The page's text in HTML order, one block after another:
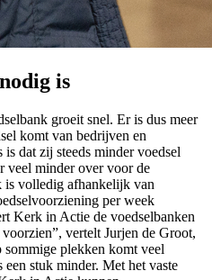
is
groeit snel. Er is dus meer
komt van bedrijven en
dat zij steeds minder voedsel
veel minder over voor de
is volledig afhankelijk van
per week
Kerk in Actie de voedselbanken
vertelt Jurjen de Groot,
plekken komt veel
een stuk minder. Met het vaste